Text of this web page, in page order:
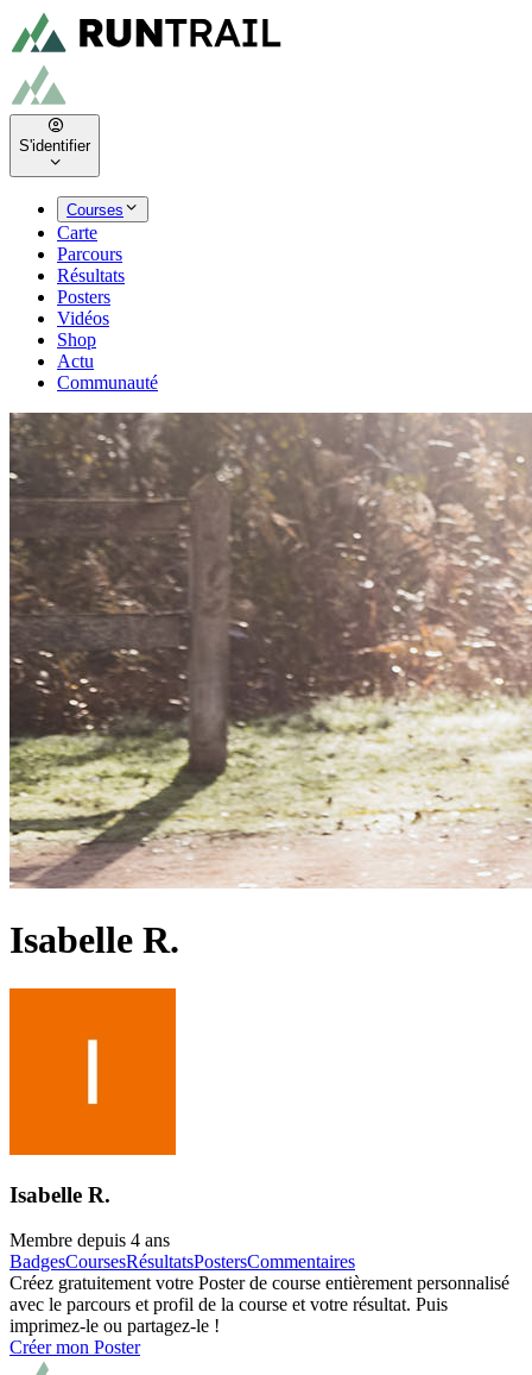
S'identifier
Courses
Carte
Parcours
Résultats
Posters
Vidéos
Shop
Actu
Communauté
Isabelle R.
Isabelle R.
Membre depuis 4 ans
BadgesCoursesRésultatsPostersCommentaires
Créez gratuitement votre Poster de course entièrement personnalisé
avec le parcours et profil de la course et votre résultat. Puis
imprimez-le ou partagez-le !
Créer mon Poster